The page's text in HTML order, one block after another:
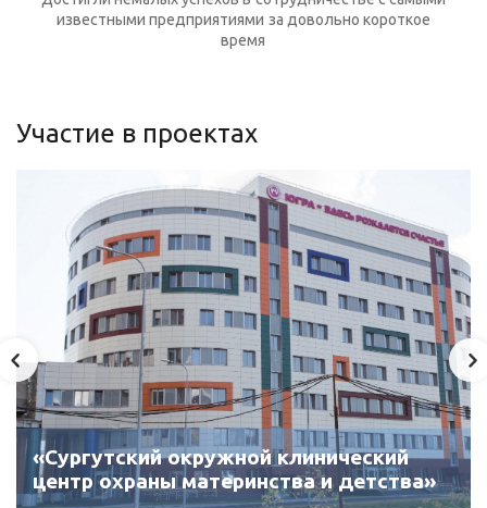
известными предприятиями за довольно короткое
время
Участие в проектах
«Сургутский окружной клинический
центр охраны материнства и детства»